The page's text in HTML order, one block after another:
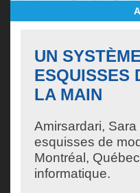
UN
ESQUISSES
LA MAIN
Amirsardari, Sara
esquisses de
Montréal,
informatique.